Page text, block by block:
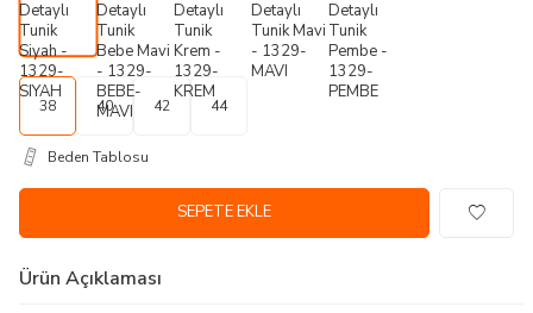
38 40 42 44
Beden Tablosu
SEPETE EKLE
Ürün Açıklaması